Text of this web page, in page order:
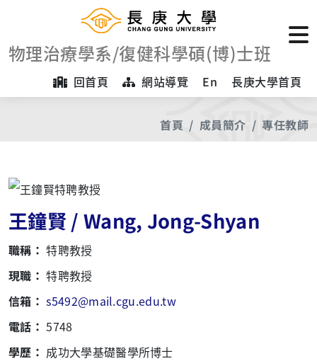
物理治療學系/復健科學碩(博)士班
回首頁 網站導覽 En 長庚大學首頁
首頁 成員簡介 專任教師
王鐘賢 / Wang, Jong-Shyan
職稱： 特聘教授
現職： 特聘教授
信箱： s5492@mail.cgu.edu.tw
電話： 5748
學歷： 成功大學基礎醫學所博士